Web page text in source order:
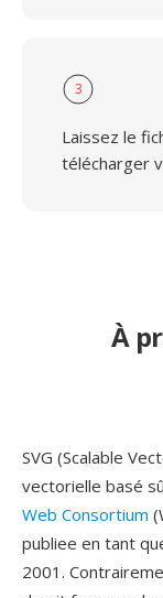
3
Laissez le
télécharger
À
SVG (Scalable
vectorielle basé
Web Consortium
publiee en tant
2001.